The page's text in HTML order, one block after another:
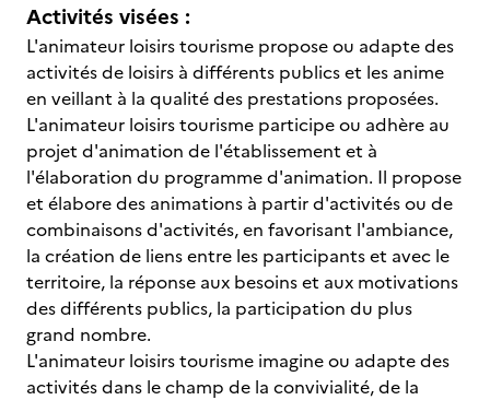
Activités visées :
L'animateur loisirs tourisme propose ou adapte des
activités de loisirs à différents publics et les anime
en veillant à la qualité des prestations proposées.
L'animateur loisirs tourisme participe ou adhère au
projet d'animation de l'établissement et à
l'élaboration du programme d'animation. Il propose
et élabore des animations à partir d'activités ou de
combinaisons d'activités, en favorisant l'ambiance,
la création de liens entre les participants et avec le
territoire, la réponse aux besoins et aux motivations
des différents publics, la participation du plus
grand nombre.
L'animateur loisirs tourisme imagine ou adapte des
activités dans le champ de la convivialité, de la